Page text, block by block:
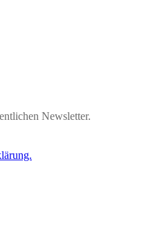
Newsletter.